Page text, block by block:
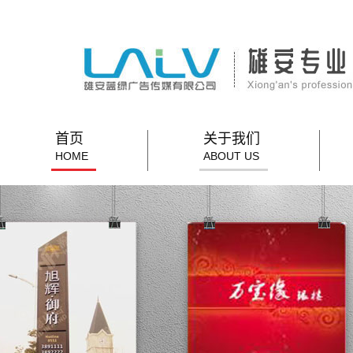
首页
HOME
关于我们
ABOUT US